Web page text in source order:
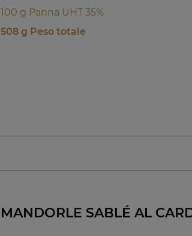
100 g Panna UHT 35%
508 g Peso totale
MANDORLE SABLÉ AL